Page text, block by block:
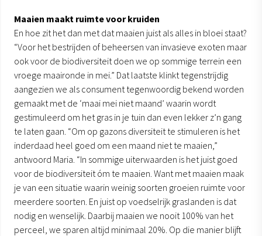
Maaien maakt ruimte voor kruiden
En hoe zit het dan met dat maaien juist als alles in bloei staat?
“Voor het bestrijden of beheersen van invasieve exoten maar
ook voor de biodiversiteit doen we op sommige terrein een
vroege maaironde in mei.” Dat laatste klinkt tegenstrijdig
aangezien we als consument tegenwoordig bekend worden
gemaakt met de ‘maai mei niet maand’ waarin wordt
gestimuleerd om het gras in je tuin dan even lekker z’n gang
te laten gaan. “Om op gazons diversiteit te stimuleren is het
inderdaad heel goed om een maand niet te maaien,”
antwoord Maria. “In sommige uiterwaarden is het juist goed
voor de biodiversiteit óm te maaien. Want met maaien maak
je van een situatie waarin weinig soorten groeien ruimte voor
meerdere soorten. En juist op voedselrijk graslanden is dat
nodig en wenselijk. Daarbij maaien we nooit 100% van het
perceel, we sparen altijd minimaal 20%. Op die manier blijft